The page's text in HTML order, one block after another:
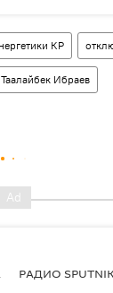
КР
Таалайбек Ибраев
РАДИО